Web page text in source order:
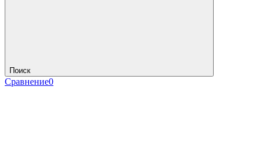
Поиск
Сравнение0